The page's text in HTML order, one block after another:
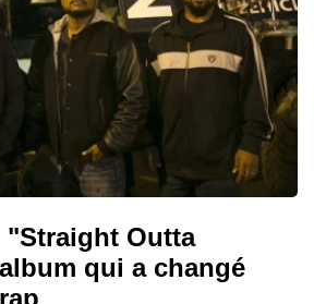
"Straight Outta
qui a changé